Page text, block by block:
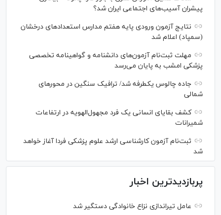
پیشران آسیب‌های اجتماعی ایران شد؟
نتایج آزمون ورودی پایه هفتم مدارس استعدادهای درخشان
(سمپاد) اعلام شد
مهلت ثبت‌نام آزمون‌های دانشنامه و گواهینامه تخصصی
پزشکی امشب به پایان می‌رسد
جاده چالوس یکطرفه شد/ ترافیک سنگین در محورهای
شمالی
کشف بقایای انسانی یک فرد مجهول‌الهویه در ارتفاعات
شمیرانات
ثبت‌نام آزمون کارشناسی ارشد علوم پزشکی فردا آغاز خواهد
شد
پربازدیدترین اخبار
عامل تیراندازی نزاع خانوادگی دستگیر شد